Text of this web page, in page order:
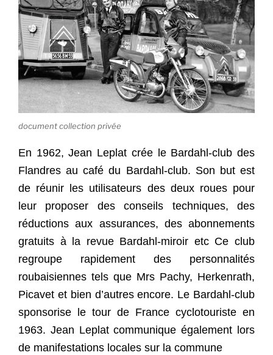
document collection privée
En 1962, Jean Leplat crée le Bardahl-club des
Flandres au café du Bardahl-club. Son but est
de réunir les utilisateurs des deux roues pour
leur proposer des conseils techniques, des
réductions aux assurances, des abonnements
gratuits à la revue Bardahl-miroir etc Ce club
regroupe rapidement des personnalités
roubaisiennes tels que Mrs Pachy, Herkenrath,
Picavet et bien d’autres encore. Le Bardahl-club
sponsorise le tour de France cyclotouriste en
1963. Jean Leplat communique également lors
de manifestations locales sur la commune